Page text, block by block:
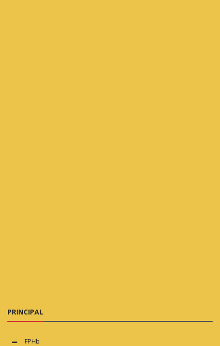
PRINCIPAL
FPHb